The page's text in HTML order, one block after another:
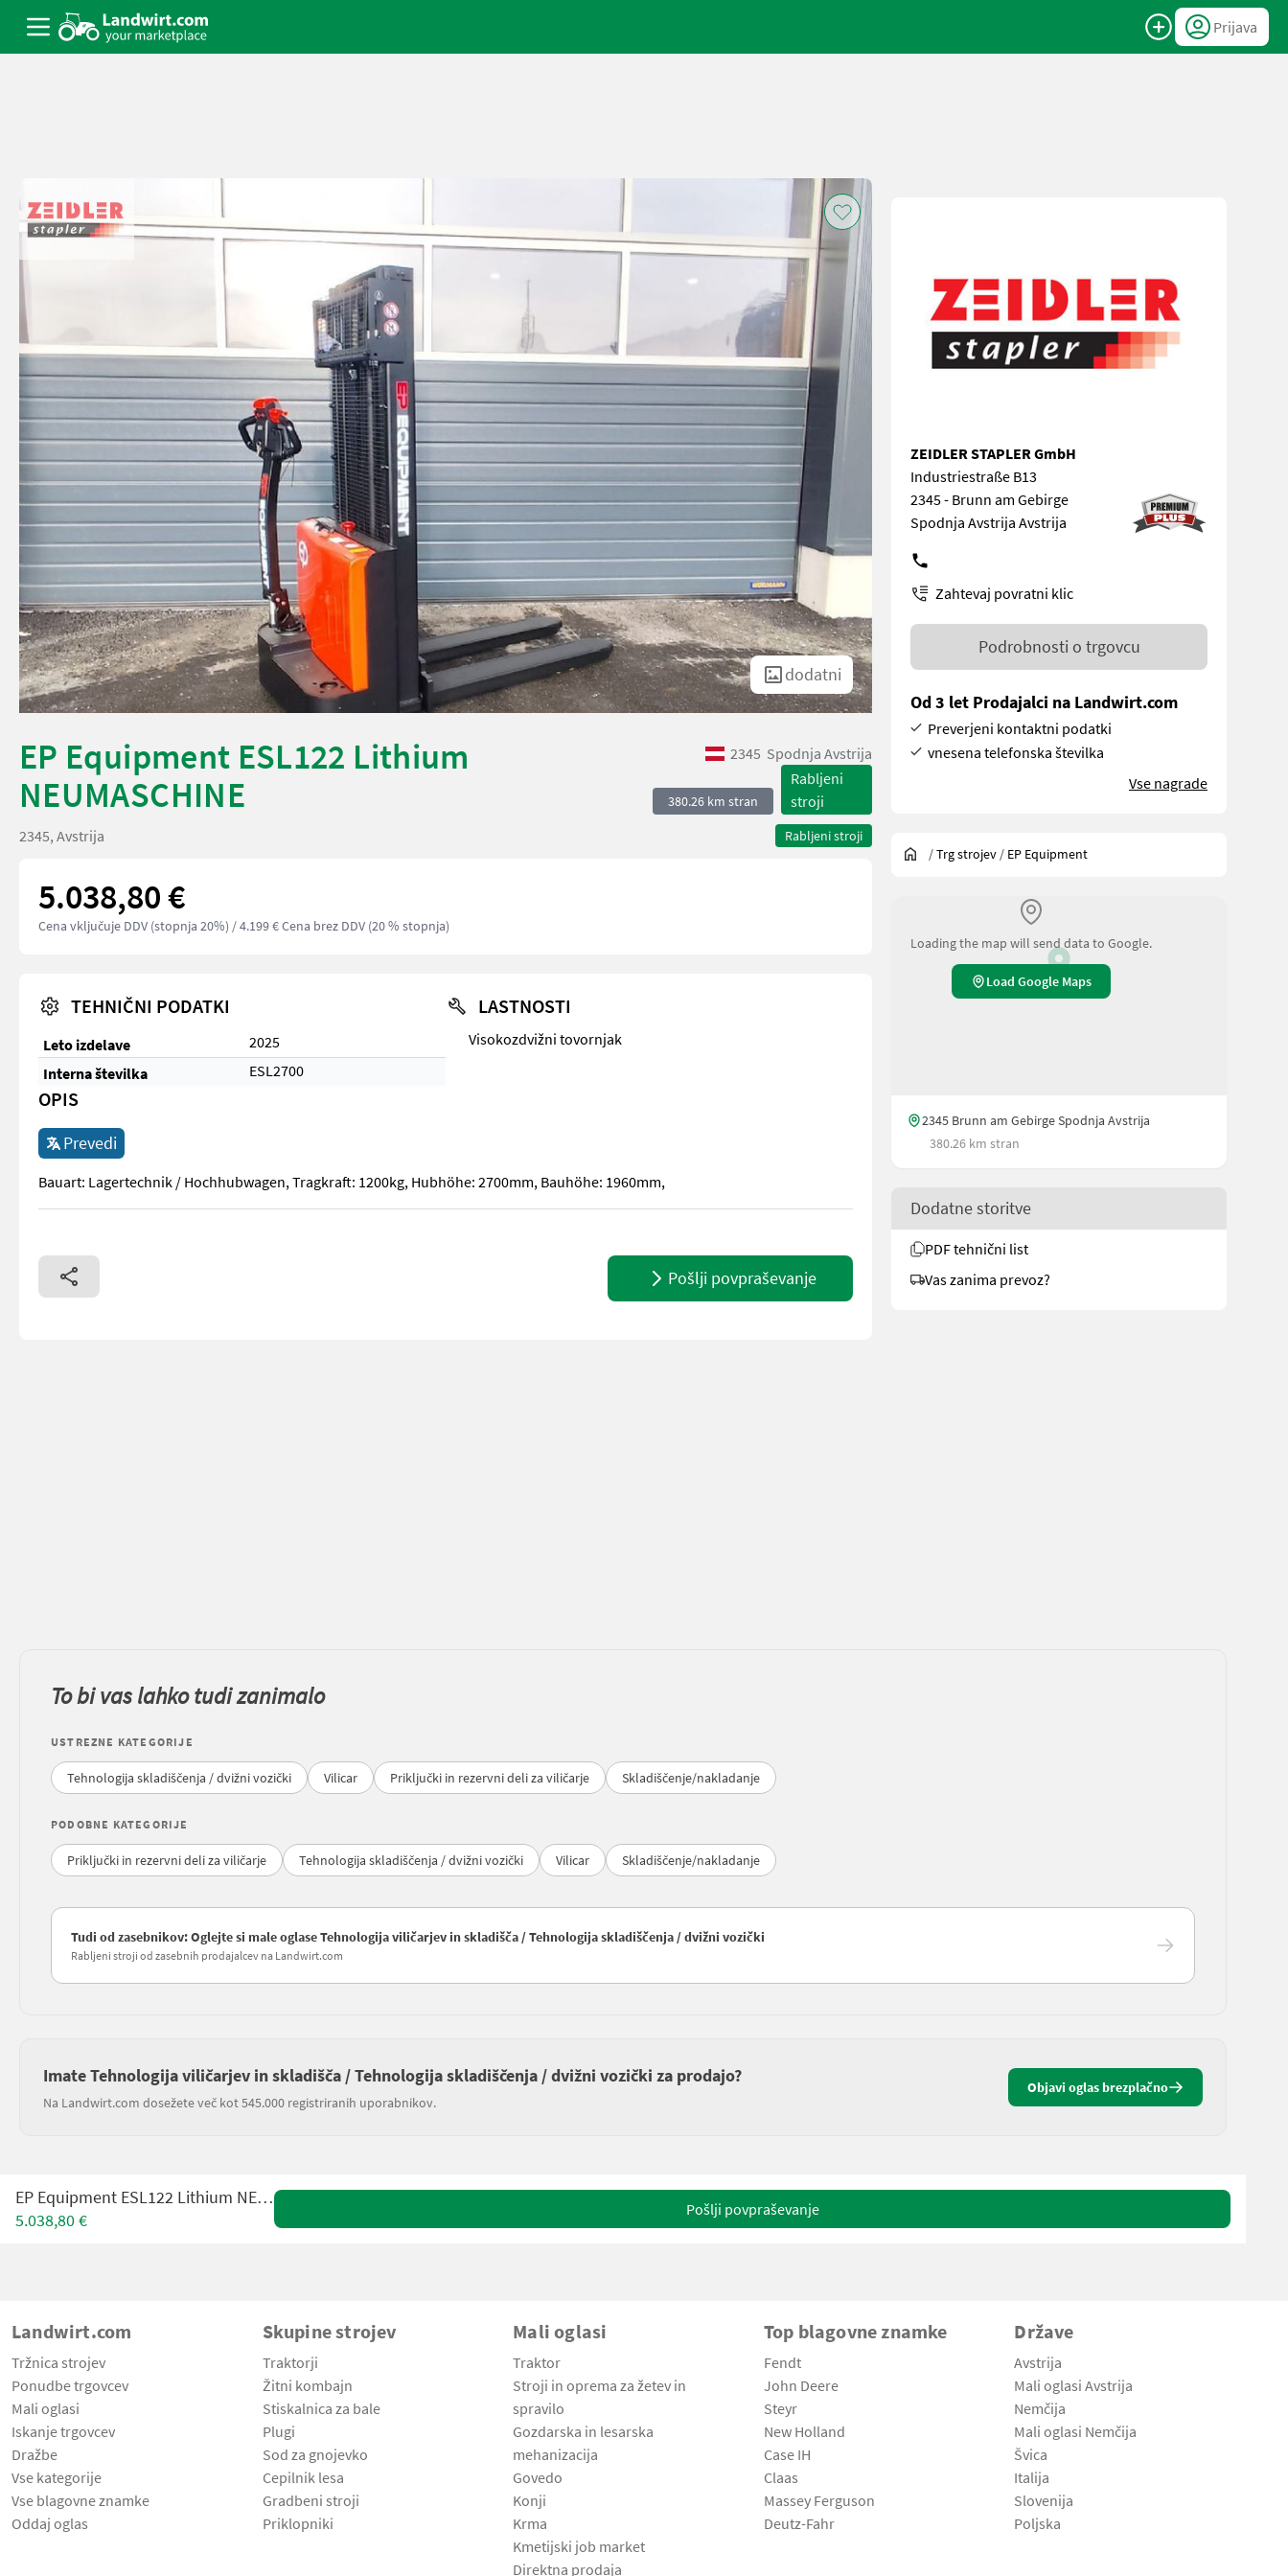
Prijava
dodatni
EP Equipment ESL122 Lithium
NEUMASCHINE
2345 Spodnja Avstrija
380.26 km stran
Rabljeni
stroji
Rabljeni stroji
2345, Avstrija
5.038,80 €
Cena vključuje DDV (stopnja 20%) / 4.199 € Cena brez DDV (20 % stopnja)
TEHNIČNI PODATKI
Leto izdelave
2025
Interna številka
ESL2700
LASTNOSTI
Visokozdvižni tovornjak
OPIS
Prevedi
Bauart: Lagertechnik / Hochhubwagen, Tragkraft: 1200kg, Hubhöhe: 2700mm, Bauhöhe: 1960mm,
Bauart: Lagertechnik / Hochhubwagen, Tragkraft: 1200kg, Hubhöhe: 2700mm, Bauhöhe: 1960mm,
Pošlji povpraševanje
ZEIDLER STAPLER GmbH
Industriestraße B13
2345 - Brunn am Gebirge
Spodnja Avstrija Avstrija
Zahtevaj povratni klic
Podrobnosti o trgovcu
Od 3 let Prodajalci na Landwirt.com
Preverjeni kontaktni podatki
vnesena telefonska številka
Vse nagrade
/Trg strojev / EP Equipment
Loading the map will send data to Google.
Load Google Maps
2345 Brunn am Gebirge Spodnja Avstrija
380.26 km stran
Dodatne storitve
PDF tehnični list
Vas zanima prevoz?
To bi vas lahko tudi zanimalo
USTREZNE KATEGORIJE
Tehnologija skladiščenja / dvižni vozički Vilicar Priključki in rezervni deli za viličarje Skladiščenje/nakladanje
PODOBNE KATEGORIJE
Priključki in rezervni deli za viličarje Tehnologija skladiščenja / dvižni vozički Vilicar Skladiščenje/nakladanje
Tudi od zasebnikov: Oglejte si male oglase Tehnologija viličarjev in skladišča / Tehnologija skladiščenja / dvižni vozički
Rabljeni stroji od zasebnih prodajalcev na Landwirt.com
Imate Tehnologija viličarjev in skladišča / Tehnologija skladiščenja / dvižni vozički za prodajo?
Na Landwirt.com dosežete več kot 545.000 registriranih uporabnikov.
Objavi oglas brezplačno
EP Equipment ESL122 Lithium NEUMASCHINE
5.038,80 €
Pošlji povpraševanje
Landwirt.com
Tržnica strojev
Ponudbe trgovcev
Mali oglasi
Iskanje trgovcev
Dražbe
Vse kategorije
Vse blagovne znamke
Oddaj oglas
Skupine strojev
Traktorji
Žitni kombajn
Stiskalnica za bale
Plugi
Sod za gnojevko
Cepilnik lesa
Gradbeni stroji
Priklopniki
Mali oglasi
Traktor
Stroji in oprema za žetev in
spravilo
Gozdarska in lesarska
mehanizacija
Govedo
Konji
Krma
Kmetijski job market
Direktna prodaja
Top blagovne znamke
Fendt
John Deere
Steyr
New Holland
Case IH
Claas
Massey Ferguson
Deutz-Fahr
Države
Avstrija
Mali oglasi Avstrija
Nemčija
Mali oglasi Nemčija
Švica
Italija
Slovenija
Poljska